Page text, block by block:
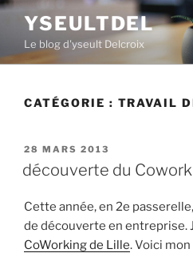
Aller
contenu
principal
YSEULTDEL
Le blog d'yseult Delcroix
CATÉGORIE : TRAVAIL
PUBLIÉ
LE
28 MARS 2013
découverte du
Cette année, en 2e
de découverte en entreprise.
CoWorking de Lille. Voici